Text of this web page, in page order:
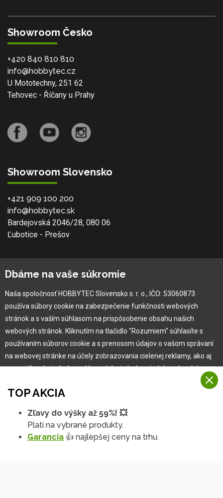
Showroom Česko
+420 840 810 810
info@hobbytec.cz
U Mototechny, 251 62
Tehovec - Říčany u Prahy
Showroom Slovensko
+421 909 100 200
info@hobbytec.sk
Bardejovská 2046/28, 080 06
Ľubotice - Prešov
Ochranná známka
Vlastná výroba
Náš Hobbytec tím
Kontaktné údaje
Naša história
Kariéra
Garancia najlepšej ceny
Užívateľský manuál
Obchodné podmienky
TOP AKCIA
Zľavy do výšky až 59%! 💥
Platí na vybrané produkty.
Garancia 👍 najlepšej ceny na trhu.
Dbáme na vaše súkromie
Naša spoločnosť HOBBYTEC Slovensko s. r. o., IČO: 53060873
používa súbory cookie na zabezpečenie funkčnosti webových
stránok a s vaším súhlasom na prispôsobenie obsahu našich
webových stránok. Kliknutím na tlačidlo "Rozumiem" súhlasíte s
používaním súborov cookie a s prenosom údajov o vašom správaní
na webovej stránke na účely zobrazovania cielenej reklamy, ako aj
na sociálnych sieťach a reklamných sieťach na iných webových
Viac informácií
Na našich webových stránkach používame niekoľko kategórií
Rozumiem